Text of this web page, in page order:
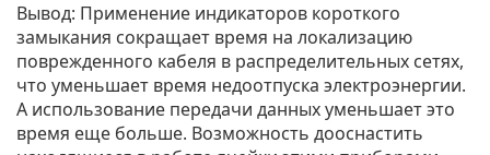
Вывод: Применение индикаторов короткого
замыкания сокращает время на локализацию
поврежденного кабеля в распределительных сетях,
что уменьшает время недоотпуска электроэнергии.
А использование передачи данных уменьшает это
время еще больше. Возможность дооснастить